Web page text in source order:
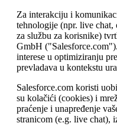
Za interakciju i
tehnologije (npr. live chat,
za službu za korisnike)
GmbH
interese u optimiziranju
prevladava u kontekstu
Salesforce.com koristi
su kolačići (cookies) i
praćenje i unapređenje
stranicom (e.g. live chat),